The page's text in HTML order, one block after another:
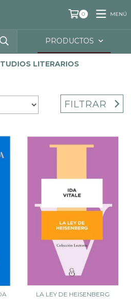
0 MENÚ
PRODUCTOS
LITERARIOS
FILTRAR
LA LEY DE HEISENBERG